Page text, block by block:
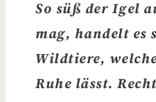
So süß der Igel
mag, handelt es
Wildtiere,
Ruhe lässt.